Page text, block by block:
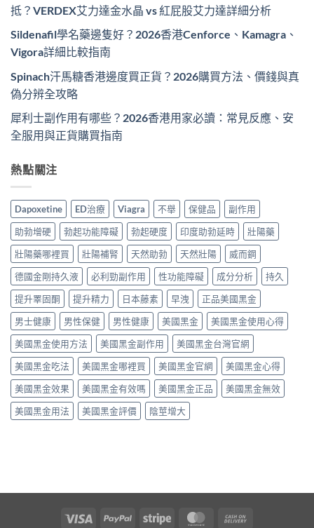
抵？VERDEX艾力達金水晶 vs 紅屁股艾力達詳細分析
Sildenafil學名藥邊隻好？2026香港Cenforce、Kamagra、
Vigora詳細比較指南
Spinach汗馬糖香港邊度買正貨？2026購買方法、價錢與真
偽分辨全攻略
犀利士副作用有哪些？2026香港用家必讀：常見反應、安
全服用與正貨購買指南
熱點關注
Dapoxetine ED治療 Viagra 不舉 保健品
副作用
助勃增硬
勃起功能障礙 勃起硬度 印度助勃延時
壯陽藥
壯陽藥哪裡買
壯陽補腎 天然助勃 天然壯陽
威而鋼
德國金剛持久液
必利勁副作用 性功能障礙 成分分析
持久
提升睪固酮
提升精力 日本藤素 早洩
正品美國黑金
男士健康
男性保健 男性健康 美國黑金
美國黑金使用心得
美國黑金使用方法
美國黑金副作用
美國黑金台灣官網
美國黑金吃法
美國黑金哪裡買 美國黑金官網
美國黑金心得
美國黑金效果
美國黑金有效嗎 美國黑金正品
美國黑金無效
美國黑金用法
美國黑金評價 陰莖增大
Visa PayPal Stripe MasterCard